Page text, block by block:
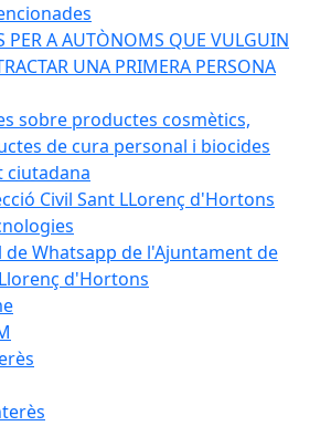
PER A AUTÒNOMS QUE VULGUIN
UNA PRIMERA PERSONA
sobre productes cosmètics,
de cura personal i biocides
ciutadana
Civil Sant LLorenç d'Hortons
de Whatsapp de l'Ajuntament de
d'Hortons